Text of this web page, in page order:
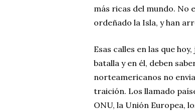
más ricas del mundo. No
ordeñado la Isla, y han
Esas calles en las que
batalla y en él, deben
norteamericanos no
traición. Los llamado
ONU, la Unión Europea,